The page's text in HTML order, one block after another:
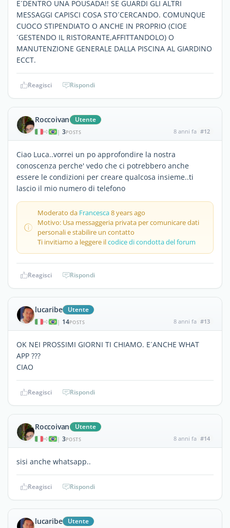
E´DENTRO UNA POUSADA!! SE GUARDI GLI ALTRI
MESSAGGI CAPISCI COSA STO´CERCANDO. COMUNQUE
CUOCO STIPENDIATO O ANCHE IN PROPRIO (CIOE
´GESTENDO IL RISTORANTE,AFFITTANDOLO) O
MANUTENZIONE GENERALE DALLA PISCINA AL GIARDINO
ECCT.
Reagisci Rispondi
Roccoivan Utente
| 3POSTS 8 anni fa #12
Ciao Luca..vorrei un po approfondire la nostra
conoscenza perche' vedo che ci potrebbero anche
essere le condizioni per creare qualcosa insieme..ti
lascio il mio numero di telefono
Moderato da Francesca8 years ago
Motivo: Usa messaggeria privata per comunicare dati
personali e stabilire un contatto
Ti invitiamo a leggere ilcodice di condotta del forum
Reagisci Rispondi
lucaribe Utente
| 14POSTS 8 anni fa #13
OK NEI PROSSIMI GIORNI TI CHIAMO. E´ANCHE WHAT
APP ???
CIAO
Reagisci Rispondi
Roccoivan Utente
| 3POSTS 8 anni fa #14
sisi anche whatsapp..
Reagisci Rispondi
lucaribe Utente